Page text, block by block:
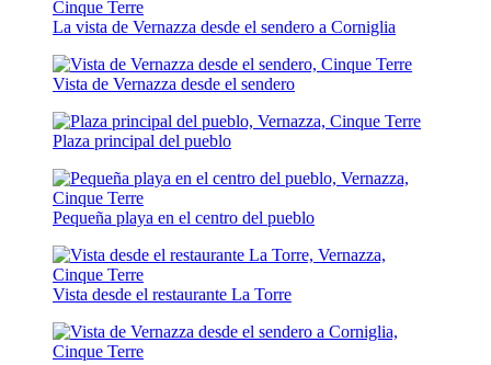
La vista de Vernazza desde el sendero a Corniglia
Vista de Vernazza desde el sendero
Plaza principal del pueblo
Pequeña playa en el centro del pueblo
Vista desde el restaurante La Torre